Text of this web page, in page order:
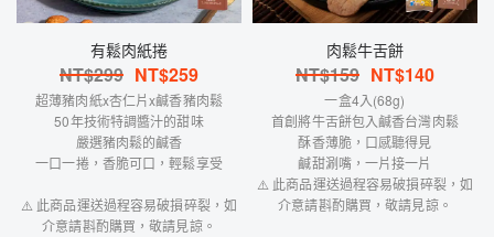
有鬆肉紙捲
NT$299 NT$259
超薄豬肉紙x杏仁片x鹹香豬肉鬆
50年技術特調醬汁的甜味
嚴選豬肉鬆的鹹香
一口一捲，香脆可口，輕鬆享受
⚠️ 此商品運送過程容易破損碎裂，如
介意請斟酌購買，敬請見諒。
肉鬆牛舌餅
NT$159 NT$140
一盒4入(68g)
首創將牛舌餅包入鹹香台灣肉鬆
酥香薄脆，口感聽得見
鹹甜涮嘴，一片接一片
⚠️ 此商品運送過程容易破損碎裂，如
介意請斟酌購買，敬請見諒。